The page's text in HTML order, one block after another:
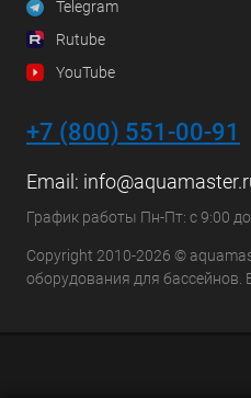
Telegram
Rutube
YouTube
+7 (800) 551-00-91
Email:
График работы Пн-Пт: с 9:00
Copyright 2010-2026 ©
оборудования для бассейнов.